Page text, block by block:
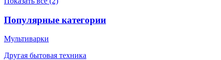
Популярные категории
Мультиварки
Другая бытовая техника